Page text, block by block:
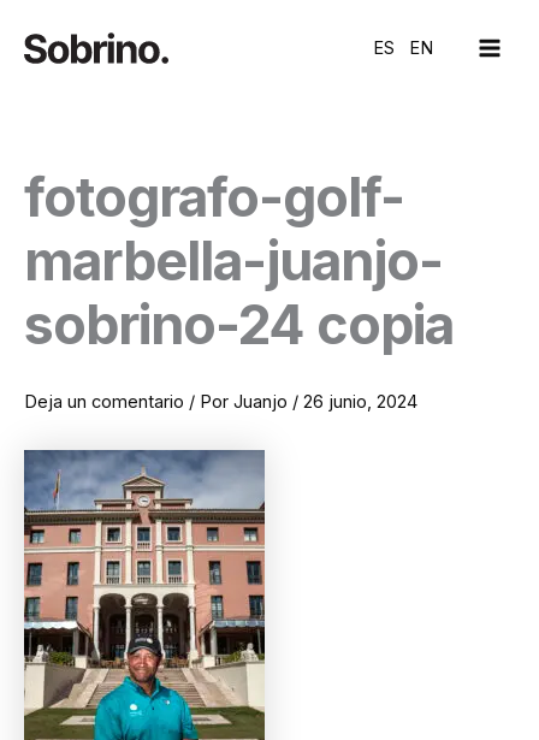
contenido
ES EN
fotografo-golf-
marbella-juanjo-
sobrino-24 copia
Deja un comentario / Por Juanjo / 26 junio, 2024